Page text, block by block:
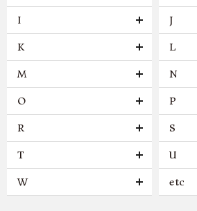
I J
K L
M N
O P
R S
T U
W etc